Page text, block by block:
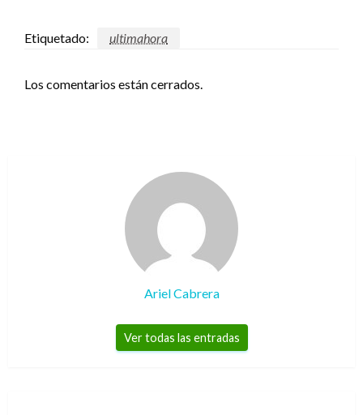
Etiquetado: ultimahora
Los comentarios están cerrados.
Ariel Cabrera
Ver todas las entradas